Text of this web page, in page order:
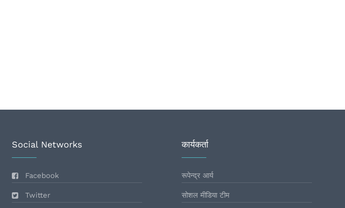
Social Networks
Facebook
Twitter
कार्यकर्ता
रूपेन्द्र आर्य
सोशल मीडिया टीम